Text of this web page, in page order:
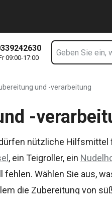
09:00-17:00
und -verarbeitung
-
nützliche
, ein Teigroller, ein
Wählen Sie aus,
die Zubereitung von